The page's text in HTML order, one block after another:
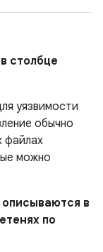
столбце
уязвимости
обычно
файлах
можно
в
по